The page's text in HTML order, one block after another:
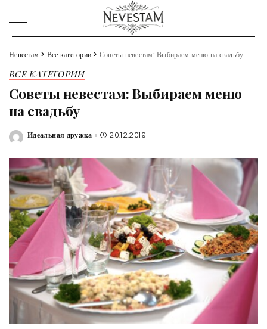
Невестам > Все категории > Советы невестам: Выбираем меню на свадьбу
ВСЕ КАТЕГОРИИ
Советы невестам: Выбираем меню
на свадьбу
Posted
Идеальная дружка 20.12.2019